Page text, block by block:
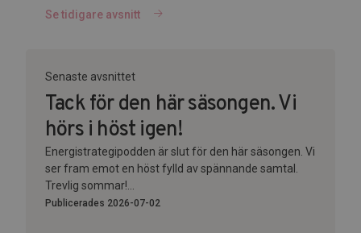
Se tidigare avsnitt
Senaste avsnittet
Tack för den här säsongen. Vi
hörs i höst igen!
Energistrategipodden är slut för den här säsongen. Vi
ser fram emot en höst fylld av spännande samtal.
Trevlig sommar!...
Publicerades 2026-07-02